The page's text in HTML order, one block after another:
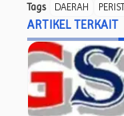
Tags DAERAH
ARTIKEL TERKAIT